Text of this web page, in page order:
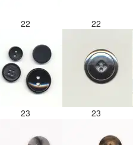
22 22
23 23